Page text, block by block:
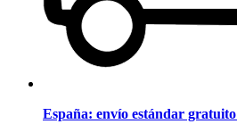
España: envío estándar gratuito